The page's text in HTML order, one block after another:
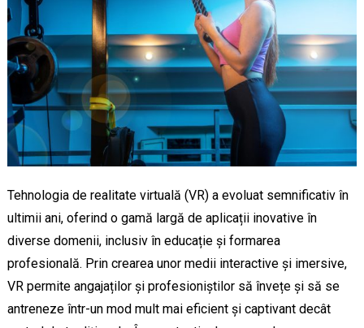
Tehnologia de realitate virtuală (VR) a evoluat semnificativ în
ultimii ani, oferind o gamă largă de aplicații inovative în
diverse domenii, inclusiv în educație și formarea
profesională. Prin crearea unor medii interactive și imersive,
VR permite angajaților și profesioniștilor să învețe și să se
antreneze într-un mod mult mai eficient și captivant decât